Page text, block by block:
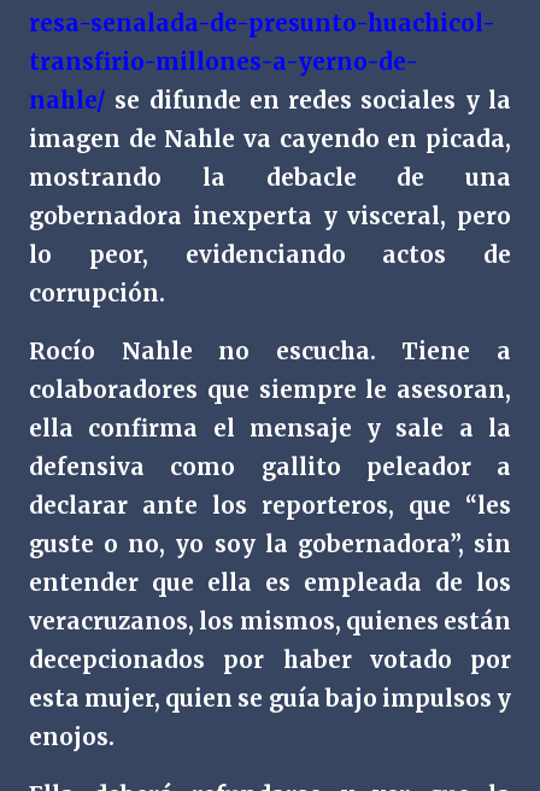
resa-senalada-de-presunto-huachicol-
transfirio-millones-a-yerno-de-
nahle/ se difunde en redes sociales y la
imagen de Nahle va cayendo en picada,
mostrando la debacle de una
gobernadora inexperta y visceral, pero
lo peor, evidenciando actos de
corrupción.
Rocío Nahle no escucha. Tiene a
colaboradores que siempre le asesoran,
ella confirma el mensaje y sale a la
defensiva como gallito peleador a
declarar ante los reporteros, que “les
guste o no, yo soy la gobernadora”, sin
entender que ella es empleada de los
veracruzanos, los mismos, quienes están
decepcionados por haber votado por
esta mujer, quien se guía bajo impulsos y
enojos.